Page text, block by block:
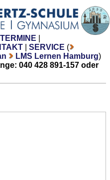
TERMINE
SERVICE (
LMS Lernen Hamburg)
040 428 891-157 oder